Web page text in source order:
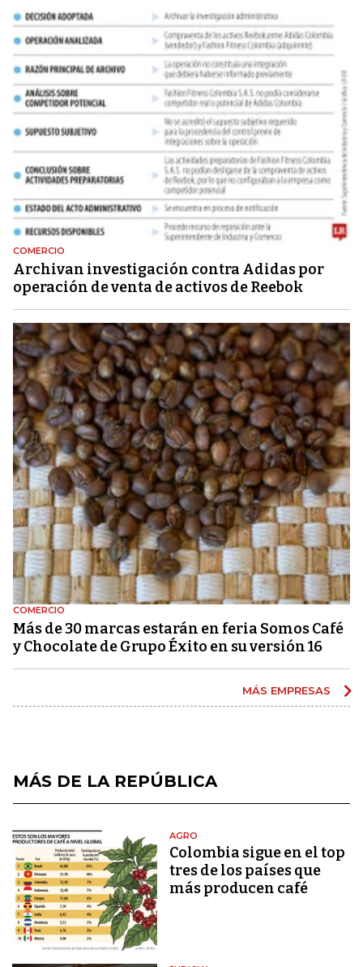
COMERCIO
Archivan investigación contra Adidas por
operación de venta de activos de Reebok
COMERCIO
Más de 30 marcas estarán en feria Somos Café
y Chocolate de Grupo Éxito en su versión 16
MÁS EMPRESAS
MÁS DE LA REPÚBLICA
AGRO
Colombia sigue en el top
tres de los países que
más producen café